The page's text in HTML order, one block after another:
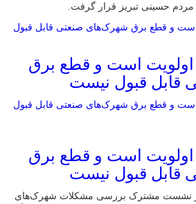
مردم حسینی تبریز قرار گرفت.
اولویت است و قطع برق
قابل قبول نیست
اولویت است و قطع برق
قابل قبول نیست
در نشست مشترک بررسی مشکلات شهرک‌های